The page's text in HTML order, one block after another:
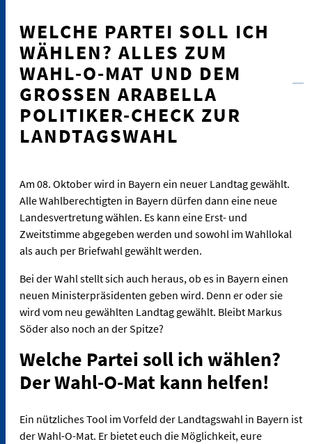
WELCHE PARTEI SOLL ICH
WÄHLEN? ALLES ZUM
WAHL-O-MAT UND DEM
GROSSEN ARABELLA P
OLITIKER-CHECK ZUR L
ANDTAGSWAHL
Am 08. Oktober wird in Bayern ein neuer Landtag gewählt.
Alle Wahlberechtigten in Bayern dürfen dann eine neue
Landesvertretung wählen. Es kann eine Erst- und
Zweitstimme abgegeben werden und sowohl im Wahllokal
als auch per Briefwahl gewählt werden.
Bei der Wahl stellt sich auch heraus, ob es in Bayern einen
neuen Ministerpräsidenten geben wird. Denn er oder sie
wird vom neu gewählten Landtag gewählt. Bleibt Markus
Söder also noch an der Spitze?
Welche Partei soll ich wählen?
Der Wahl-O-Mat kann helfen!
Ein nützliches Tool im Vorfeld der Landtagswahl in Bayern ist
der Wahl-O-Mat. Er bietet euch die Möglichkeit, eure